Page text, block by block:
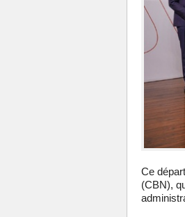
Ce
(CBN),